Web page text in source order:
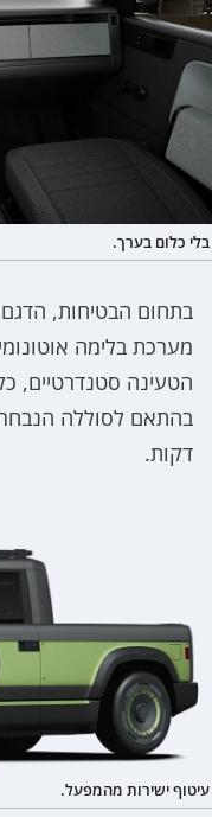
בלי כלום בערך.
בתחום הבטיחות, הדגם
מערכת בלימה
דקות.
עיטוף ישירות מהמפעל.